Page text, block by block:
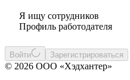
Я ищу сотрудников
Профиль работодателя
Войти Зарегистрироваться
© 2026 ООО «Хэдхантер»